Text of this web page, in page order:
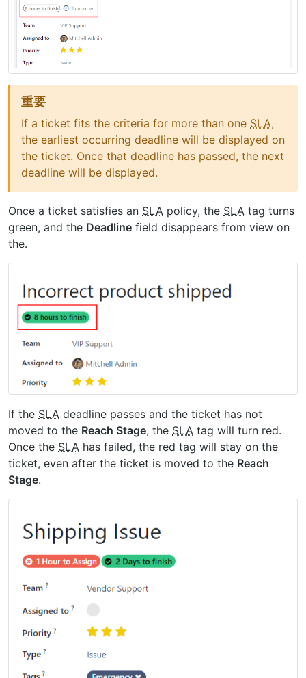
重要
If a ticket fits the criteria for more than one SLA,
the earliest occurring deadline will be displayed on
the ticket. Once that deadline has passed, the next
deadline will be displayed.
Once a ticket satisfies an SLA policy, the SLA tag turns
green, and the Deadline field disappears from view on
the.
If the SLA deadline passes and the ticket has not
moved to the Reach Stage, the SLA tag will turn red.
Once the SLA has failed, the red tag will stay on the
ticket, even after the ticket is moved to the Reach
Stage.